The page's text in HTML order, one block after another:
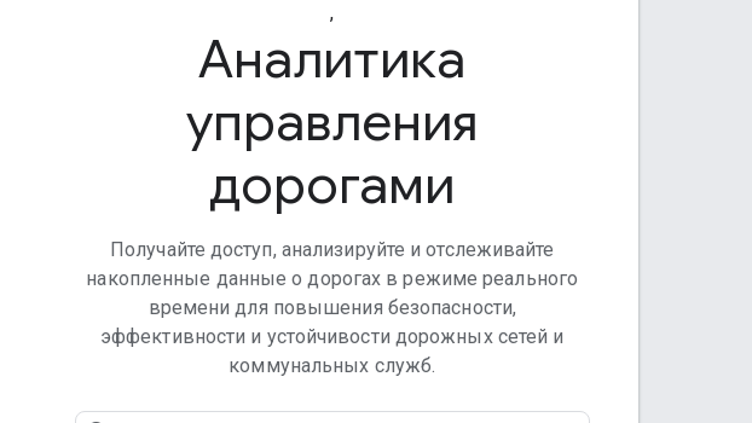
,
Аналитика
управления
дорогами
Получайте доступ, анализируйте и отслеживайте
накопленные данные о дорогах в режиме реального
времени для повышения безопасности,
эффективности и устойчивости дорожных сетей и
коммунальных служб.